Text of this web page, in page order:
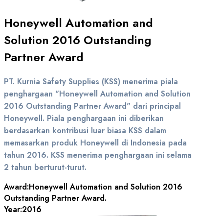
Honeywell Automation and
Solution 2016 Outstanding
Partner Award
PT. Kurnia Safety Supplies (KSS) menerima piala
penghargaan "Honeywell Automation and Solution
2016 Outstanding Partner Award" dari principal
Honeywell. Piala penghargaan ini diberikan
berdasarkan kontribusi luar biasa KSS dalam
memasarkan produk Honeywell di Indonesia pada
tahun 2016. KSS menerima penghargaan ini selama
2 tahun berturut-turut.
Award:Honeywell Automation and Solution 2016
Outstanding Partner Award.
Year:2016